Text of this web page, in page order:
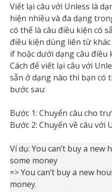
Viết lại câu với Unless là
hiện nhiều và đa dạng
có thể là câu điều kiện có
điều kiện dùng liên từ
if hoặc dưới dạng câu điều
Cách để viết lại câu với
sẵn ở dạng nào thì bạn có
bước sau:
Bước 1: Chuyển câu cho
Bước 2: Chuyển về câu với
Ví dụ: You can’t buy a new
some money
=> You can’t buy a new
money.